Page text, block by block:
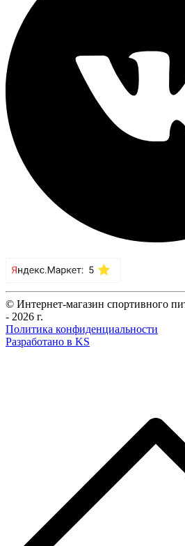
© Интернет-магазин спортивного
- 2026 г.
Политика конфиденциальности
Разработано в KS